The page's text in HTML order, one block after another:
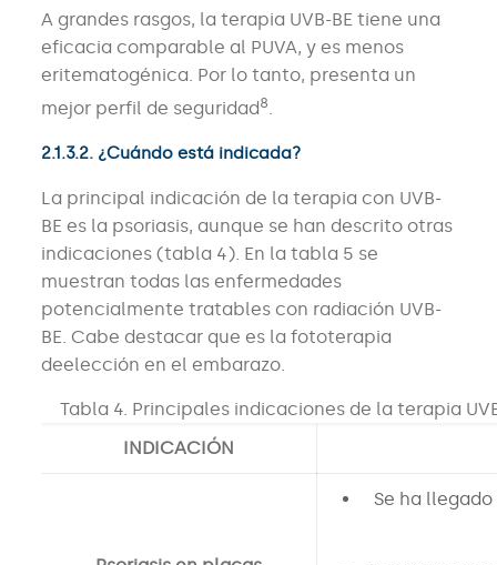
A grandes rasgos, la terapia UVB-BE tiene una
eficacia comparable al PUVA, y es menos
eritematogénica. Por lo tanto, presenta un
mejor perfil de seguridad8.
2.1.3.2. ¿Cuándo está indicada?
La principal indicación de la terapia con UVB-
BE es la psoriasis, aunque se han descrito otras
indicaciones (tabla 4). En la tabla 5 se
muestran todas las enfermedades
potencialmente tratables con radiación UVB-
BE. Cabe destacar que es la fototerapia
deelección en el embarazo.
Tabla 4. Principales indicaciones de la terapia
INDICACIÓN
Se ha